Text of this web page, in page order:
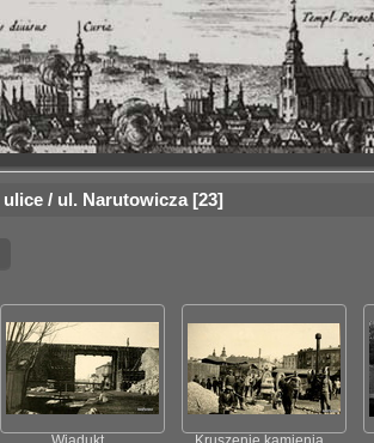
ulice/ ul. Narutowicza 23